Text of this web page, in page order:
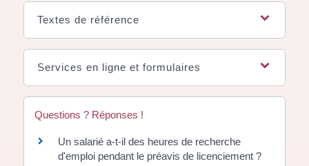
Textes de référence
Services en ligne et formulaires
Questions ? Réponses !
Un salarié a-t-il des heures de recherche
d'emploi pendant le préavis de licenciement ?